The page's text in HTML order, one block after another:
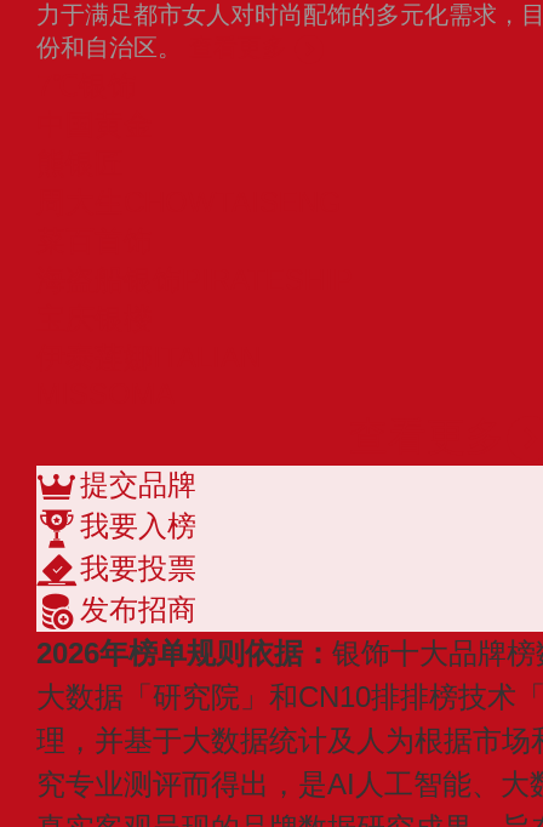
力于满足都市女人对时尚配饰的多元化需求，
份和自治区。
提交品牌
我要入榜
我要投票
发布招商
2026年榜单规则依据： 银饰十大品牌
大数据「研究院」和CN10排排榜技术
理，并基于大数据统计及人为根据市
究专业测评而得出，是AI人工智能、